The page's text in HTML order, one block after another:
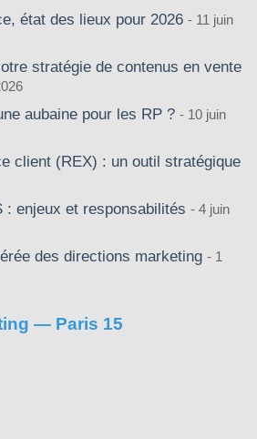
état des lieux pour 2026
11 juin
stratégie de contenus en vente
aubaine pour les RP ?
10 juin
client (REX) : un outil stratégique
: enjeux et responsabilités
4 juin
des directions marketing
1
— Paris 15